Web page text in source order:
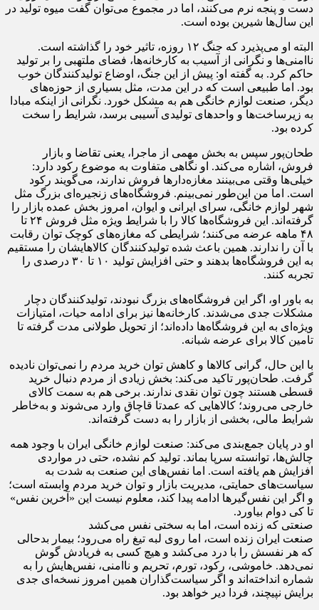
دست ‌و پنجه نرم می‌کنند، اما در مجموع می‌توان گفت میوه تولید در
این سال‌ها شیرین بوده است.
البته او می‌پذیرد که جنگ ۱۲ روزه، تاثیر خود را گذاشته است.
ناامنی‌ها و نگرانی از آسیب به کارخانه‌ها، فضای ملتهبی را بر تولید
حاکم کرد. به گفته او: پیش از این جنگ، اوضاع تولیدکنندگان خوب
بود. اما طبیعی است که در این مدت، مثل بسیاری از حوزه‌های
دیگر، صنعت لوازم خانگی هم به مشکل خورد. نگرانی از اینکه مبادا
به زیرساخت‌ها و واحدهای تولیدی آسیبی برسد، شرایط را سخت
کرده بود.
طحان‌پور سپس به بخش مهمی از ماجرا، یعنی تقاضا و بازار
فروش، اشاره می‌کند. او نگاهی متفاوت به موضوع رکود دارد:
خیلی‌ها وقتی می‌بینند مغازه‌دارها فروش ندارند، می‌گویند رکود
است. اما من این‌طور نمی‌بینم. فروشگاه‌های زنجیره‌ای بزرگ مثل
شهر لوازم خانگی، سرای ایرانی و ایوان، امروز بخش عمده بازار را
گرفته‌اند. این فروشگاه‌ها کالا را با شرایط ویژه مثل فروش ۲۴ تا
۴۸ ماهه عرضه می‌کنند؛ شرایطی که مغازه‌های کوچک توان رقابت
با آن را ندارند. همین باعث شده تولیدکنندگان کالاهایشان را مستقیم
به این فروشگاه‌ها بدهند و حتی افزایش تولید ۱۰ تا ۳۰ درصدی را
تجربه کنند.
به باور او، اگر این فروشگاه‌های بزرگ نبودند، تولیدکنندگان دچار
مشکلات جدی می‌شدند. کارخانه‌ها نیز برای ادامه حیات، امتیازات
ویژه‌ای به این فروشگاه‌ها داده‌اند؛ از تحویل طولانی‌ مدت گرفته تا
تامین کالا برای عرضه شبانه.
با این حال، گرانی کالاها و کاهش توان خرید مردم را نمی‌توان نادیده
گرفت. طحان‌پور تاکید می‌کند: بخش زیادی از مردم دنبال خرید
قسطی هستند چون توان نقدی ندارند. برخی هم به سمت کالای
خارجی می‌روند؛ کالاهایی که عمدتا قاچاق وارد می‌شوند و به‌خاطر
شرایط مالی، بخشی از بازار را به دست گرفته‌اند.
او در پایان جمع‌بندی می‌کند: صنعت لوازم خانگی ایران با وجود همه
چالش‌ها، توانسته سرپا بماند. تولید کم نشده، حتی در مواردی
افزایش هم یافته است. اما نفس‌های این صنعت به شدت به
سیاست‌های حمایتی، مدیریت بازار و توان خرید مردم وابسته است؛
و اگر این نفس‌گیرها ادامه پیدا کند، معلوم نیست این «آخرین نفس»
تا کی دوام بیاورد.
صنعتی که زنده است، اما به سختی نفس می‌کشد
صنعت ایران زنده است، اما روی لبه تیغ راه می‌رود؛ بیمار بدحالی
که هر نفسش را با درد می‌کشد و هیچ کسی به فریادش گوش
نمی‌دهد. خاموشی، رکود، تورم، تحریم و ناامنی، نفس‌هایش را به
شماره انداخته‌اند و اگر سیاست‌گذاران همین امروز نسخه‌ای جدی
برایش نپیچند، فردا دیر خواهد بود.